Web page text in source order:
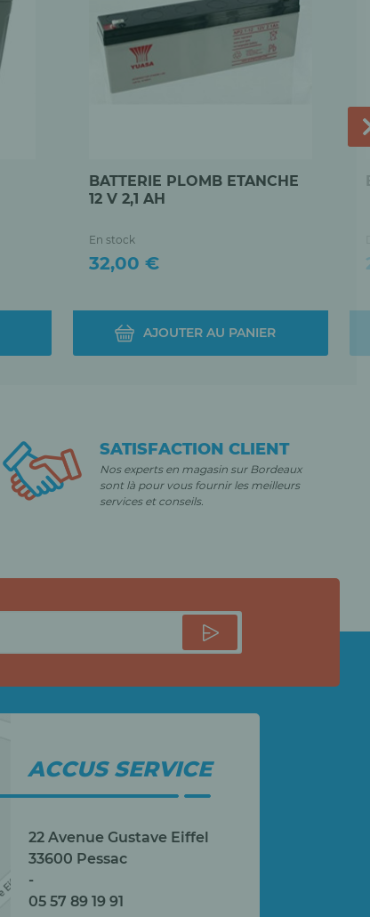
BATTERIE PLOMB ETANCHE
12 V 2,1 AH
En stock
Prix
32,00 €
AJOUTER AU PANIER
SATISFACTION CLIENT
Nos experts en magasin sur Bordeaux
sont là pour vous fournir les meilleurs
services et conseils.
ACCUS SERVICE
22 Avenue Gustave Eiffel
33600 Pessac
-
05 57 89 19 91